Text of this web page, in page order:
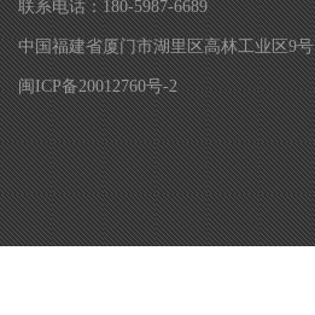
联系电话：180-5987-6689
中国福建省厦门市湖里区高林工业区9号
闽ICP备20012760号-2